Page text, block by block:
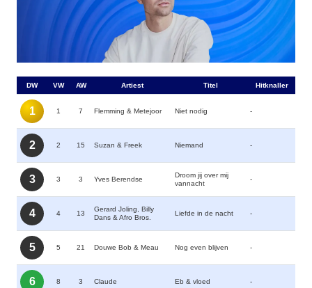
DW VW AW Artiest Titel Hitknaller
1 1 7 Flemming & Metejoor Niet nodig -
2 2 15 Suzan & Freek Niemand -
3 3 3 Yves Berendse
Droom jij over mij
vannacht
-
4 4 13
Gerard Joling, Billy
Dans & Afro Bros.
Liefde in de nacht -
5 5 21 Douwe Bob & Meau Nog even blijven -
6 8 3 Claude Eb & vloed -